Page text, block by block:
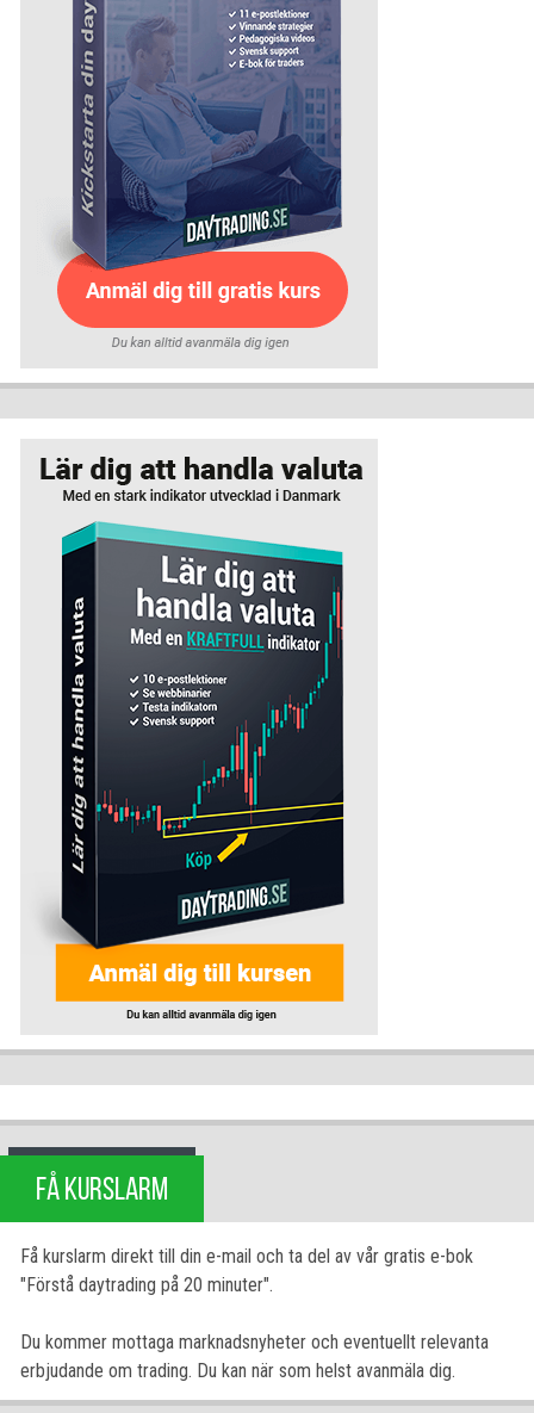
FÅ KURSLARM
Få kurslarm direkt till din e-mail och ta del av vår gratis e-bok
"Förstå daytrading på 20 minuter".
Du kommer mottaga marknadsnyheter och eventuellt relevanta
erbjudande om trading. Du kan när som helst avanmäla dig.